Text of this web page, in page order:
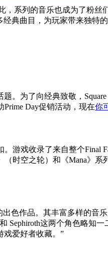
系列的音乐也成为了粉丝
典曲目，为玩家带来独特
。为了向经典致敬，
Day促销活动，现在你
游戏收录了来自整个Final
（时空之轮）和《Mana》
出色作品。其丰富多样的
这两个角色略知一
戏爱好者收藏。”